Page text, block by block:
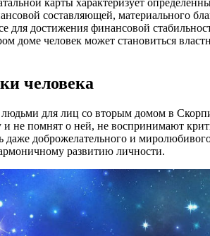
составляющей, материального
для достижения финансовой
доме человек может становиться
человека
для лиц со вторым домом в
не помнят о ней, не воспринимают
даже доброжелательного и
развитию личности.